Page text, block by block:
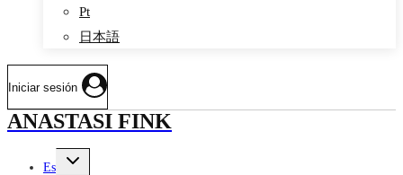
Pt
日本語
Iniciar sesión
ANASTASI FINK
Es
Alternar